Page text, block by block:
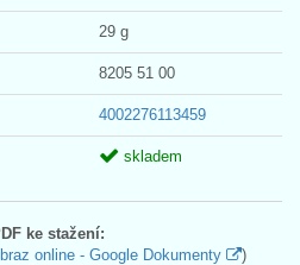
29 g
8205 51 00
4002276113459
skladem
ke stažení:
online - Google Dokumenty )